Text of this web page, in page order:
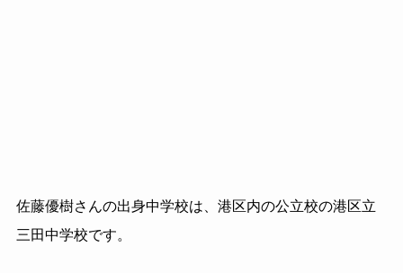
佐藤優樹さんの出身中学校は、港区内の公立校の港区立
三田中学校です。